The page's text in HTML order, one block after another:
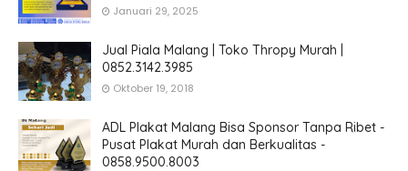
Januari 29, 2025
Jual Piala Malang | Toko Thropy Murah |
0852.3142.3985
Oktober 19, 2018
ADL Plakat Malang Bisa Sponsor Tanpa Ribet -
Pusat Plakat Murah dan Berkualitas -
0858.9500.8003